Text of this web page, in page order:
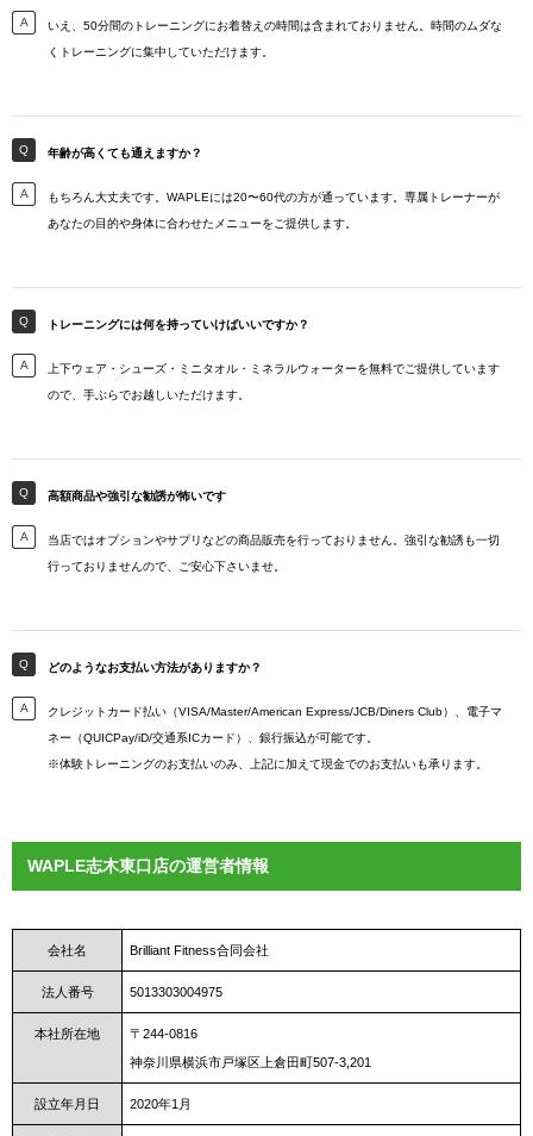
いえ、50分間のトレーニングにお着替えの時間は含まれておりません。時間のムダな
くトレーニングに集中していただけます。
年齢が高くても通えますか？
もちろん大丈夫です。WAPLEには20〜60代の方が通っています。専属トレーナーが
あなたの目的や身体に合わせたメニューをご提供します。
トレーニングには何を持っていけばいいですか？
上下ウェア・シューズ・ミニタオル・ミネラルウォーターを無料でご提供しています
ので、手ぶらでお越しいただけます。
高額商品や強引な勧誘が怖いです
当店ではオプションやサプリなどの商品販売を行っておりません。強引な勧誘も一切
行っておりませんので、ご安心下さいませ。
どのようなお支払い方法がありますか？
クレジットカード払い（VISA/Master/American Express/JCB/Diners Club）、電子マ
ネー（QUICPay/iD/交通系ICカード）、銀行振込が可能です。
※体験トレーニングのお支払いのみ、上記に加えて現金でのお支払いも承ります。
WAPLE志木東口店の運営者情報
会社名 Brilliant Fitness合同会社
法人番号 5013303004975
本社所在地
〒244-0816
神奈川県横浜市戸塚区上倉田町507-3,201
設立年月日 2020年1月